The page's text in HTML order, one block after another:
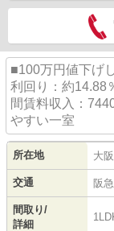
■100万円値下げ
利回り：約14.88
間賃料収入：
やすい一室
所在地 大
交通 阪
間取り/
詳細